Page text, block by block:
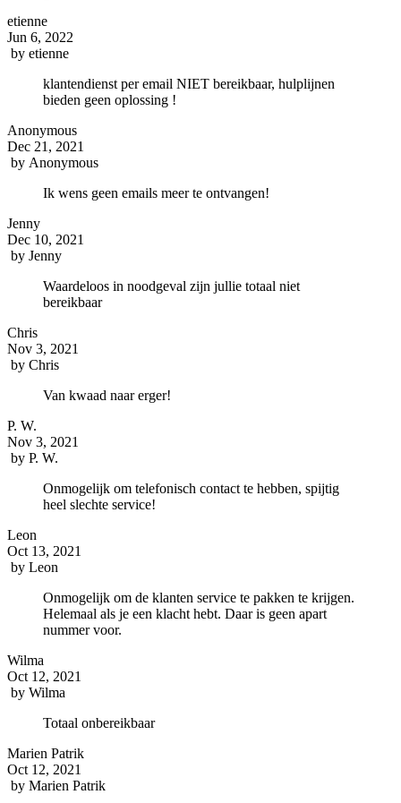
etienne
Jun 6, 2022
by etienne
klantendienst per email NIET bereikbaar, hulplijnen
bieden geen oplossing !
Anonymous
Dec 21, 2021
by Anonymous
Ik wens geen emails meer te ontvangen!
Jenny
Dec 10, 2021
by Jenny
Waardeloos in noodgeval zijn jullie totaal niet
bereikbaar
Chris
Nov 3, 2021
by Chris
Van kwaad naar erger!
P. W.
Nov 3, 2021
by P. W.
Onmogelijk om telefonisch contact te hebben, spijtig
heel slechte service!
Leon
Oct 13, 2021
by Leon
Onmogelijk om de klanten service te pakken te krijgen.
Helemaal als je een klacht hebt. Daar is geen apart
nummer voor.
Wilma
Oct 12, 2021
by Wilma
Totaal onbereikbaar
Marien Patrik
Oct 12, 2021
by Marien Patrik